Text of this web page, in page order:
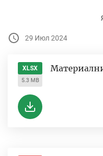
29 Июл 2024
XLSX
5.3 MB